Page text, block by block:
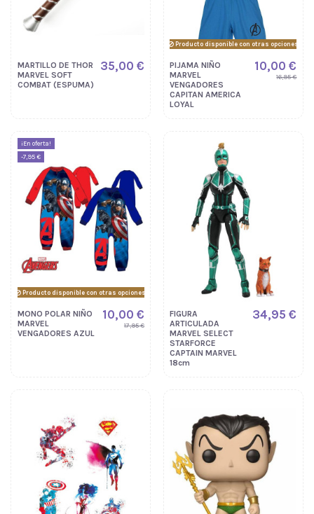
MARTILLO DE THOR
MARVEL SOFT
COMBAT (ESPUMA)
35,00 €
Producto disponible con otras opciones
PIJAMA NIÑO
MARVEL
VENGADORES
CAPITAN AMERICA
LOYAL
10,00 €
16,95 €
¡En oferta!
-7,95 €
Producto disponible con otras opciones
MONO POLAR NIÑO
MARVEL
VENGADORES AZUL
10,00 €
17,95 €
FIGURA
ARTICULADA
MARVEL SELECT
STARFORCE
CAPTAIN MARVEL
18cm
34,95 €